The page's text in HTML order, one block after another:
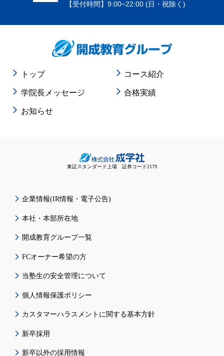
【受付時間】9:00~22:00 (日・祝除く)
トップ コース紹介
学院長メッセージ 合格実績
お知らせ
東証スタンダード上場 証券コード2179
企業情報(IR情報・電子公告)
本社・本部所在地
開成教育グループ一覧
FCオーナー希望の方
当塾生の安全管理について
個人情報保護ポリシー
カスタマーハラスメントに関する基本方針
新卒採用
新卒以外の採用情報